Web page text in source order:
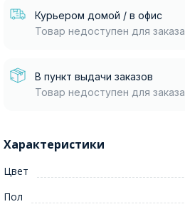
Курьером домой / в офис
Товар недоступен для заказа
В пункт выдачи заказов
Товар недоступен для заказа
Характеристики
Цвет
Пол